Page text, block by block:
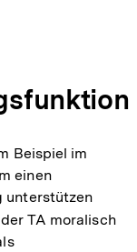
Beispiel im
einen
unterstützen
TA moralisch